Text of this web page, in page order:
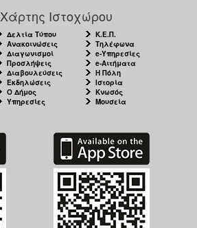
Χάρτης Ιστοχώρου
Δελτία Τύπου
Ανακοινώσεις
Διαγωνισμοί
Προσλήψεις
Διαβουλεύσεις
Εκδηλώσεις
Ο Δήμος
Υπηρεσίες
Κ.Ε.Π.
Τηλέφωνα
e-Υπηρεσίες
e-Αιτήματα
Η Πόλη
Ιστορία
Κνωσός
Μουσεία